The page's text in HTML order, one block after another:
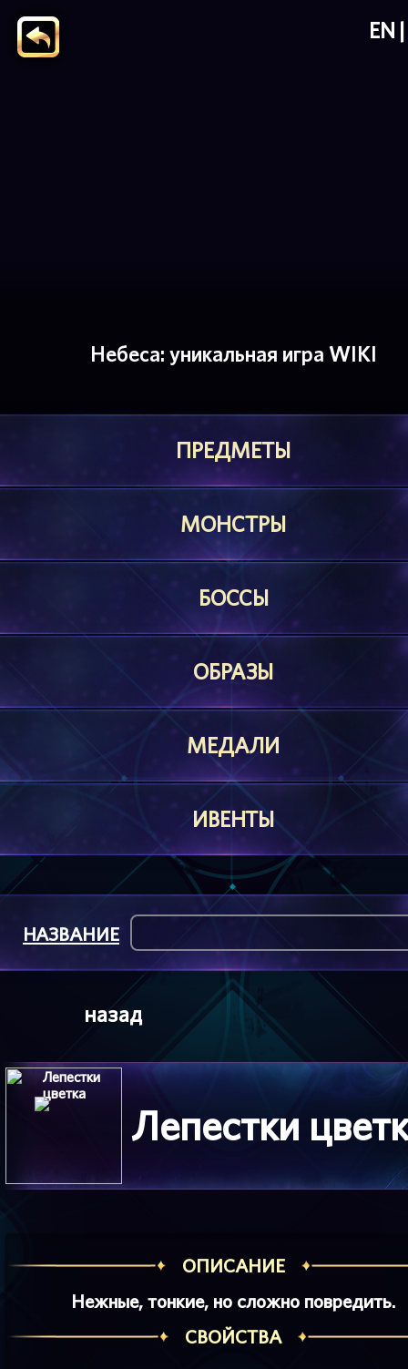
EN
Небеса: уникальная игра WIKI
ПРЕДМЕТЫ
МОНСТРЫ
БОССЫ
ОБРАЗЫ
МЕДАЛИ
ИВЕНТЫ
назад
НАЗВАНИЕ
Лепестки
ОПИСАНИЕ
Нежные, тонкие, но сложно повредить.
СВОЙСТВА